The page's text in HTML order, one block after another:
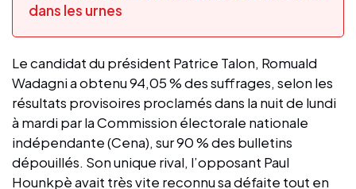
dans les urnes
Le candidat du président Patrice Talon, Romuald
Wadagni a obtenu 94,05 % des suffrages, selon les
résultats provisoires proclamés dans la nuit de lundi
à mardi par la Commission électorale nationale
indépendante (Cena), sur 90 % des bulletins
dépouillés. Son unique rival, l’opposant Paul
Hounkpè avait très vite reconnu sa défaite tout en